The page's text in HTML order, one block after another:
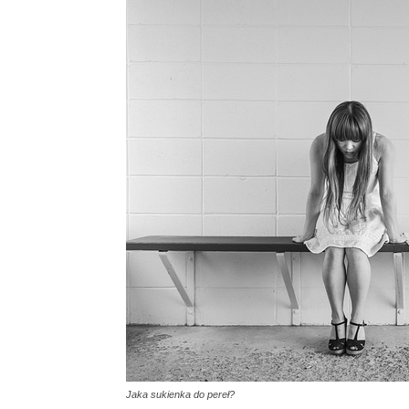
Jaka sukienka do pereł?